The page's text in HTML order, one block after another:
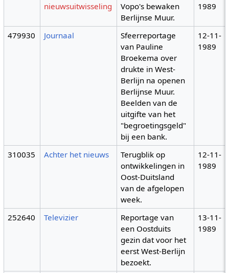
nieuwsuitwisseling
Vopo's bewaken
Berlijnse Muur.
1989
479930 Journaal
Sfeerreportage
van Pauline
Broekema over
drukte in West-
Berlijn na openen
Berlijnse Muur.
Beelden van de
uitgifte van het
"begroetingsgeld"
bij een bank.
12-11-
1989
310035 Achter het nieuws
Terugblik op
ontwikkelingen in
Oost-Duitsland
van de afgelopen
week.
12-11-
1989
252640 Televizier
Reportage van
een Oostduits
gezin dat voor het
eerst West-Berlijn
bezoekt.
13-11-
1989